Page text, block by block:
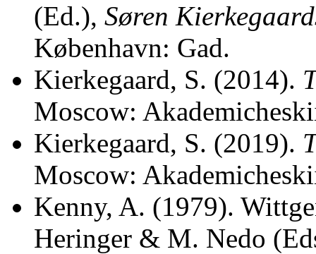
(Ed.), Søren
København: Gad.
Kierkegaard, S. (2014).
Moscow:
Kierkegaard, S. (2019).
Мoscow:
Kenny, A. (1979).
Heringer & M. Nedo